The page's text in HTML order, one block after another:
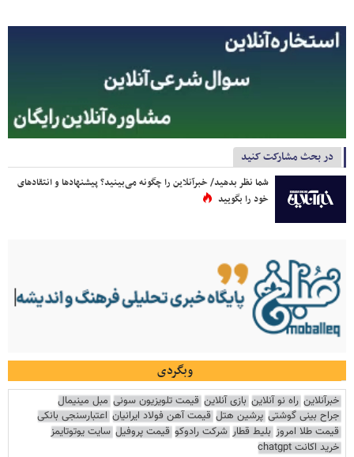
در بحث مشارکت کنید
شما نظر بدهید/ خبرآنلاین را چگونه می‌بینید؟ پیشنهادها و انتقادهای
خود را بگویید
وبگردی
خبرآنلاین راه نو آنلاین بازی آنلاین قیمت تلویزیون سونی مبل مینیمال
جراح بینی گوشتی پرشین هتل قیمت آهن فولاد ایرانیان اعتبارسنجی بانکی
قیمت طلا امروز بلیط قطار شرکت رادوکو قیمت پروفیل سایت یوتوتایمز
خرید اکانت chatgpt